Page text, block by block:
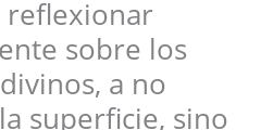
reflexionar
sobre los
a no
superficie, sino